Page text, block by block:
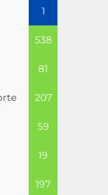
1
538
81
207
59
19
197